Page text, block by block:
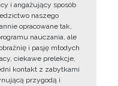
i angażujący sposób
naszego
opracowane tak,
nauczania, ale
i pasję młodych
ciekawe prelekcje,
kontakt z zabytkami
przygodą i